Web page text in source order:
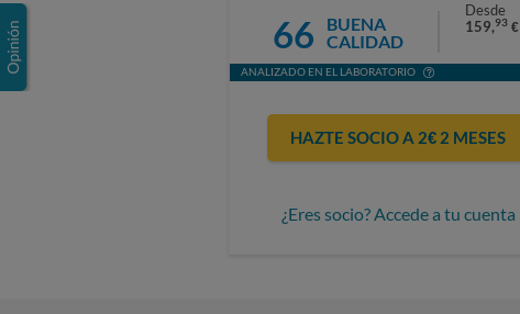
66
BUENA
CALIDAD
Desde
159,93 €
ANALIZADO EN EL LABORATORIO
HAZTE SOCIO A 2€ 2 MESES
¿Eres socio? Accede a tu cuenta